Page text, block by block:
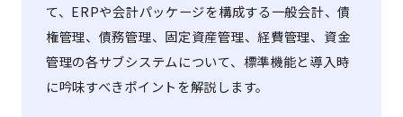
て、ERPや会計パッケージを構成する一般会計、債
権管理、債務管理、固定資産管理、経費管理、資金
管理の各サブシステムについて、標準機能と導入時
に吟味すべきポイントを解説します。